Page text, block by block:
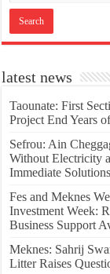
latest news
Taounate: First
Project End Years
Sefrou: Ain
Without Electricity
Immediate
Fes and Meknes
Investment Week:
Business Support
Meknes: Sahrij
Litter Raises